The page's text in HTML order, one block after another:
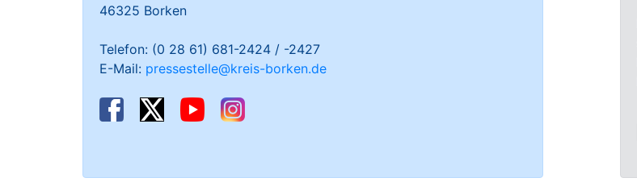
46325 Borken
Telefon: (0 28 61) 681-2424 / -2427
E-Mail: pressestelle@kreis-borken.de